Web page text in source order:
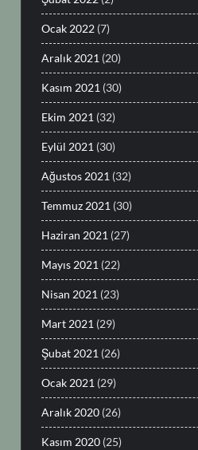
Ocak 2022 (7)
Aralık 2021 (20)
Kasım 2021 (30)
Ekim 2021 (32)
Eylül 2021 (30)
Ağustos 2021 (32)
Temmuz 2021 (30)
Haziran 2021 (27)
Mayıs 2021 (22)
Nisan 2021 (23)
Mart 2021 (29)
Şubat 2021 (26)
Ocak 2021 (29)
Aralık 2020 (26)
Kasım 2020 (25)